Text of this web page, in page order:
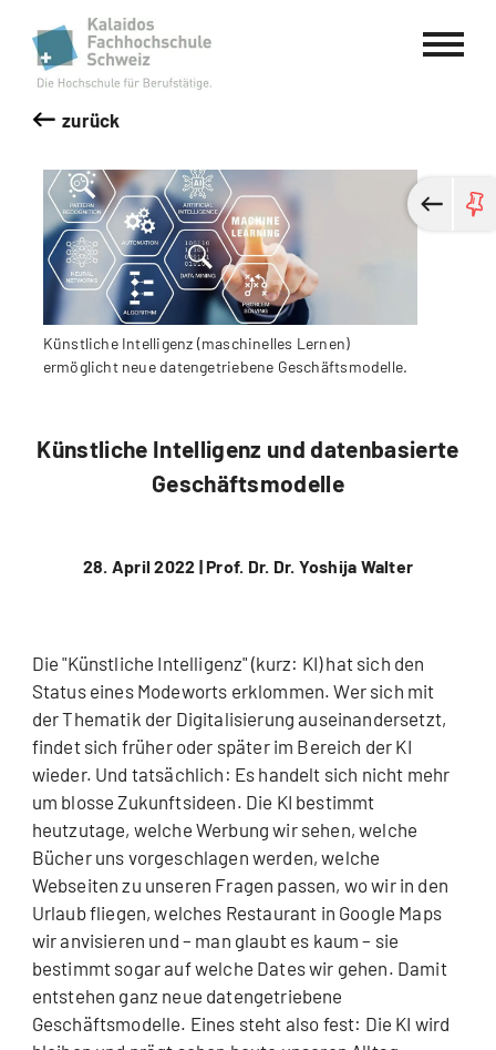
Kalaidos Fachhochschule Schweiz
zurück
Künstliche Intelligenz (maschinelles Lernen)
ermöglicht neue datengetriebene Geschäftsmodelle.
Künstliche Intelligenz und datenbasierte
Geschäftsmodelle
28. April 2022 |Prof. Dr. Dr. Yoshija Walter
Die "Künstliche Intelligenz" (kurz: KI) hat sich den
Status eines Modeworts erklommen. Wer sich mit
der Thematik der Digitalisierung auseinandersetzt,
findet sich früher oder später im Bereich der KI
wieder. Und tatsächlich: Es handelt sich nicht mehr
um blosse Zukunftsideen. Die KI bestimmt
heutzutage, welche Werbung wir sehen, welche
Bücher uns vorgeschlagen werden, welche
Webseiten zu unseren Fragen passen, wo wir in den
Urlaub fliegen, welches Restaurant in Google Maps
wir anvisieren und – man glaubt es kaum – sie
bestimmt sogar auf welche Dates wir gehen. Damit
entstehen ganz neue datengetriebene
Geschäftsmodelle. Eines steht also fest: Die KI wird